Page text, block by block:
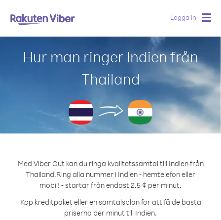
Logga in
Hur man ringer Indien från
Thailand
Med Viber Out kan du ringa kvalitetssamtal till Indien från
Thailand.Ring alla nummer i Indien - hemtelefon eller
mobil! - startar från endast 2.5 ¢ per minut.
Köp kreditpaket eller en samtalsplan för att få de bästa
priserna per minut till Indien.